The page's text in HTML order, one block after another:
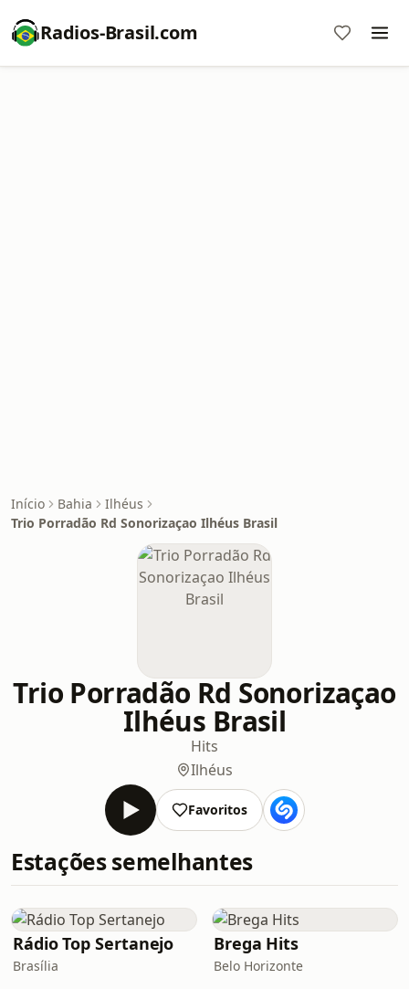
Radios-Brasil.com
Início Bahia
Ilhéus
Trio Porradão Rd Sonorizaçao Ilhéus Brasil
Trio Porradão Rd Sonorizaçao
Ilhéus Brasil
Hits
Ilhéus
Favoritos
Estações semelhantes
Rádio Top Sertanejo
Brasília
Brega Hits
Belo Horizonte